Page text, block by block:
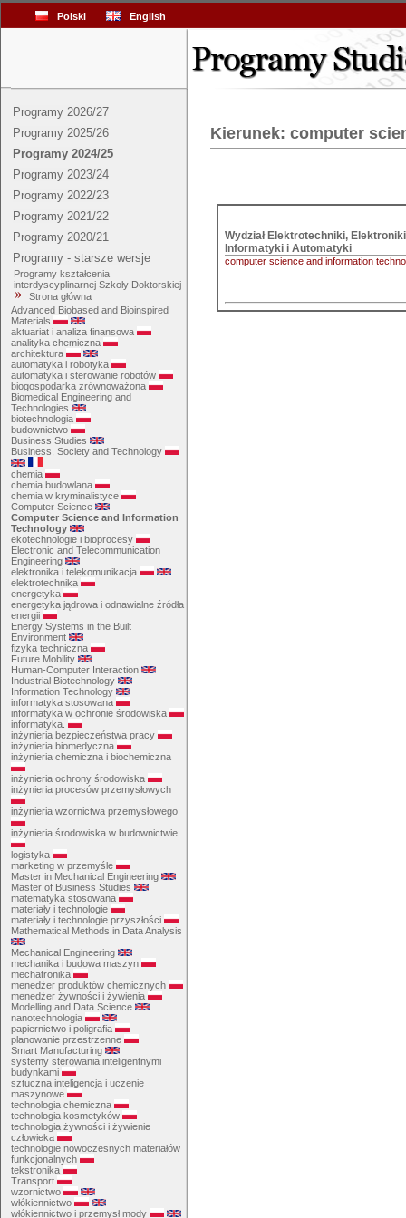
Polski English
Programy 2026/27
Programy 2025/26
Programy 2024/25
Programy 2023/24
Programy 2022/23
Programy 2021/22
Programy 2020/21
Programy - starsze wersje
Programy kształcenia
interdyscyplinarnej Szkoły Doktorskiej
Strona główna
Advanced Biobased and Bioinspired
Materials
aktuariat i analiza finansowa
analityka chemiczna
architektura
automatyka i robotyka
automatyka i sterowanie robotów
biogospodarka zrównoważona
Biomedical Engineering and
Technologies
biotechnologia
budownictwo
Business Studies
Business, Society and Technology
chemia
chemia budowlana
chemia w kryminalistyce
Computer Science
Computer Science and Information
Technology
ekotechnologie i bioprocesy
Electronic and Telecommunication
Engineering
elektronika i telekomunikacja
elektrotechnika
energetyka
energetyka jądrowa i odnawialne źródła
energii
Energy Systems in the Built
Environment
fizyka techniczna
Future Mobility
Human-Computer Interaction
Industrial Biotechnology
Information Technology
informatyka stosowana
informatyka w ochronie środowiska
informatyka.
inżynieria bezpieczeństwa pracy
inżynieria biomedyczna
inżynieria chemiczna i biochemiczna
inżynieria ochrony środowiska
inżynieria procesów przemysłowych
inżynieria wzornictwa przemysłowego
inżynieria środowiska w budownictwie
logistyka
marketing w przemyśle
Master in Mechanical Engineering
Master of Business Studies
matematyka stosowana
materiały i technologie
materiały i technologie przyszłości
Mathematical Methods in Data Analysis
Mechanical Engineering
mechanika i budowa maszyn
mechatronika
menedżer produktów chemicznych
menedżer żywności i żywienia
Modelling and Data Science
nanotechnologia
papiernictwo i poligrafia
planowanie przestrzenne
Smart Manufacturing
systemy sterowania inteligentnymi
budynkami
sztuczna inteligencja i uczenie
maszynowe
technologia chemiczna
technologia kosmetyków
technologia żywności i żywienie
człowieka
technologie nowoczesnych materiałów
funkcjonalnych
tekstronika
Transport
wzornictwo
włókiennictwo
włókiennictwo i przemysł mody
Kierunek: computer
Wydział Elektrotechniki,
Informatyki i Automatyki
computer science and information